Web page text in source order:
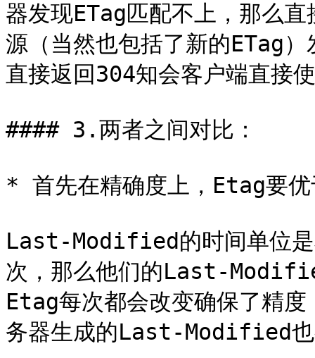
器发现ETag匹配不上，那么
源（当然也包括了新的ETag
直接返回304知会客户端直接
#### 3.两者之间对比：
* 首先在精确度上，Etag要
Last-Modified的时间单位是
次，那么他们的Last-
Etag每次都会改变确保了精
务器生成的Last-Modified也